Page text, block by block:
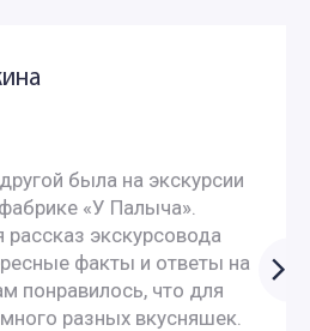
была на экскурсии
«У Палыча».
рассказ экскурсовода
факты и ответы на
понравилось, что для
разных вкусняшек.